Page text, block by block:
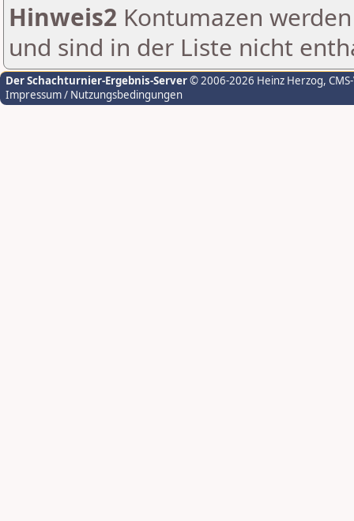
Hinweis2 Kontumazen
und sind in der Liste nicht
Der Schachturnier-Ergebnis-Server© 2006-2026 Heinz Herzog,
Impressum / Nutzungsbedingungen